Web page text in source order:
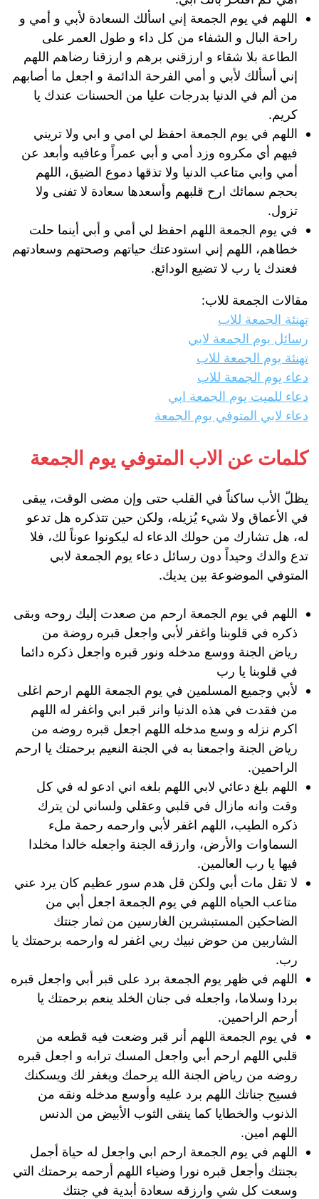
اللهم في يوم الجمعة إني اسألك السعادة لأبي و أمي و
راحة البال و الشفاء من كل داء و طول العمر على
الطاعة بلا شقاء و ارزقني برهم و ارزقنا رضاهم اللهم
إني أسألك لأبي و أمي الفرحة الدائمة و اجعل ما أصابهم
من ألم في الدنيا بدرجات عليا من الحسنات عندك يا
كريم.
اللهم في يوم الجمعة احفظ لي امي و ابي ولا تريني
فيهم أي مكروه وزد أمي و أبي عمراً وعافيه وأبعد عن
أمي وابي متاعب الدنيا ولا تذقها دموع الضيق، اللهم
بحجم سمائك ارح قلبهم وأسعدها سعادة لا تفنى ولا
تزول.
في يوم الجمعة اللهم احفظ لي أمي و أبي أينما حلت
خطاهم، اللهم إني استودعتك حياتهم وصحتهم وسعادتهم
فعندك يا رب لا تضيع الودائع.
مقالات الجمعة للاب:
تهنئة الجمعة للاب
رسائل يوم الجمعة لابي
تهنئة يوم الجمعة للاب
دعاء يوم الجمعة للاب
دعاء للميت يوم الجمعة ابي
دعاء لابي المتوفي يوم الجمعة
كلمات عن الاب المتوفي يوم الجمعة
يظلّ الأب ساكناً في القلب حتى وإن مضى الوقت، يبقى
في الأعماق ولا شيء يُزيله، ولكن حين تتذكره هل تدعو
له، هل تشارك من حولك الدعاء له ليكونوا عوناً لك، فلا
تدع والدك وحيداً دون رسائل دعاء يوم الجمعة لابي
المتوفي الموضوعة بين يديك.
اللهم في يوم الجمعة ارحم من صعدت إليك روحه وبقى
ذكره في قلوبنا واغفر لأبي واجعل قبره روضة من
رياض الجنة ووسع مدخله ونور قبره واجعل ذكره دائما
في قلوبنا يا رب
لأبي وجميع المسلمين في يوم الجمعة اللهم ارحم اغلى
من فقدت في هذه الدنيا وانر قبر ابي واغفر له اللهم
اكرم نزله و وسع مدخله اللهم اجعل قبره روضه من
رياض الجنة واجمعنا به في الجنة النعيم برحمتك يا ارحم
الراحمين.
اللهم بلغ دعائي لابي اللهم بلغه اني ادعو له في كل
وقت وانه مازال في قلبي وعقلي ولساني لن يترك
ذكره الطيب، اللهم اغفر لأبي وارحمه رحمة ملء
السماوات والأرض، وارزقه الجنة واجعله خالدا مخلدا
فيها يا رب العالمين.
لا تقل مات أبي ولكن قل هدم سور عظيم كان يرد عني
متاعب الحياه اللهم في يوم الجمعة اجعل أبي من
الضاحكين المستبشرين الغارسين من ثمار جنتك
الشاربين من حوض نبيك ربي اغفر له وارحمه برحمتك يا
رب.
اللهم في ظهر يوم الجمعة برد على قبر أبي واجعل قبره
بردا وسلاما، واجعله فى جنان الخلد ينعم برحمتك يا
أرحم الراحمين.
في يوم الجمعة اللهم أنر قبر وضعت فيه قطعه من
قلبي اللهم ارحم أبي واجعل المسك ترابه و اجعل قبره
روضه من رياض الجنة الله يرحمك ويغفر لك ويسكنك
فسيح جناتك اللهم برد عليه وأوسع مدخله ونقه من
الذنوب والخطايا كما ينقى الثوب الأبيض من الدنس
اللهم امين.
اللهم في يوم الجمعة ارحم ابي واجعل له حياة أجمل
بجنتك وأجعل قبره نورا وضياء اللهم أرحمه برحمتك التي
وسعت كل شي وارزقه سعادة أبدية في جنتك